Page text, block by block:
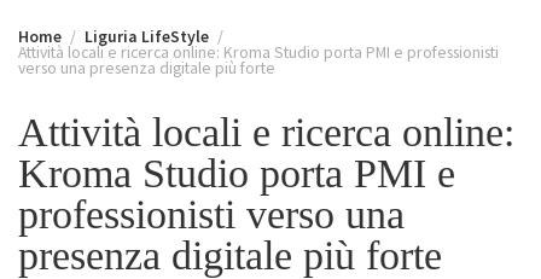
Home Liguria LifeStyle
Attività locali e ricerca online: Kroma Studio porta PMI e professionisti
verso una presenza digitale più forte
Attività locali e ricerca online:
Kroma Studio porta PMI e
professionisti verso una
presenza digitale più forte